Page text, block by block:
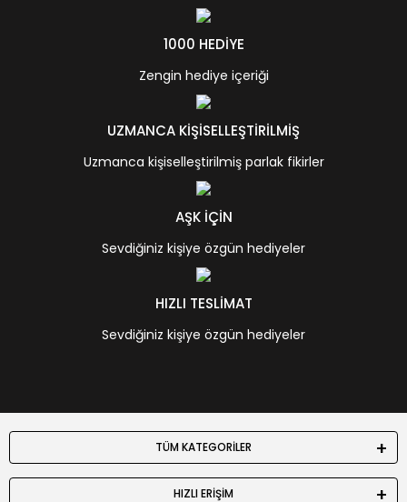
1000 HEDİYE
Zengin hediye içeriği
UZMANCA KİŞİSELLEŞTİRİLMİŞ
Uzmanca kişiselleştirilmiş parlak fikirler
AŞK İÇİN
Sevdiğiniz kişiye özgün hediyeler
HIZLI TESLİMAT
Sevdiğiniz kişiye özgün hediyeler
TÜM KATEGORİLER
HIZLI ERİŞİM